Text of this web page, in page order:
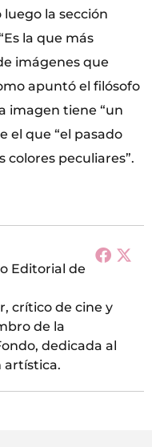
luego la sección
la que más
imágenes que
apuntó el filósofo
imagen tiene “un
el que “el pasado
colores peculiares”.
Editorial de
crítico de cine y
de la
dedicada al
artística.